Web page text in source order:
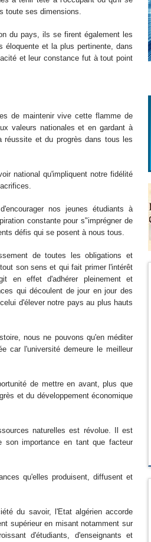
toute ses dimensions.
du pays, ils se firent également les
éloquente et la plus pertinente, dans
et leur constance fut à tout point
de maintenir vive cette flamme de
valeurs nationales et en gardant à
et du progrès dans tous les
national qu'impliquent notre fidélité
nos jeunes étudiants à
constante pour s"imprégner de
défis qui se posent à nous tous.
de toutes les obligations et
son sens et qui fait primer l'intérêt
en effet d'adhérer pleinement et
qui découlent de jour en jour des
d'élever notre pays au plus hauts
nous ne pouvons qu'en méditer
car l'université demeure le meilleur
de mettre en avant, plus que
et du développement économique
naturelles est révolue. Il est
son importance en tant que facteur
qu'elles produisent, diffusent et
du savoir, l'Etat algérien accorde
supérieur en misant notamment sur
d'étudiants, d'enseignants et